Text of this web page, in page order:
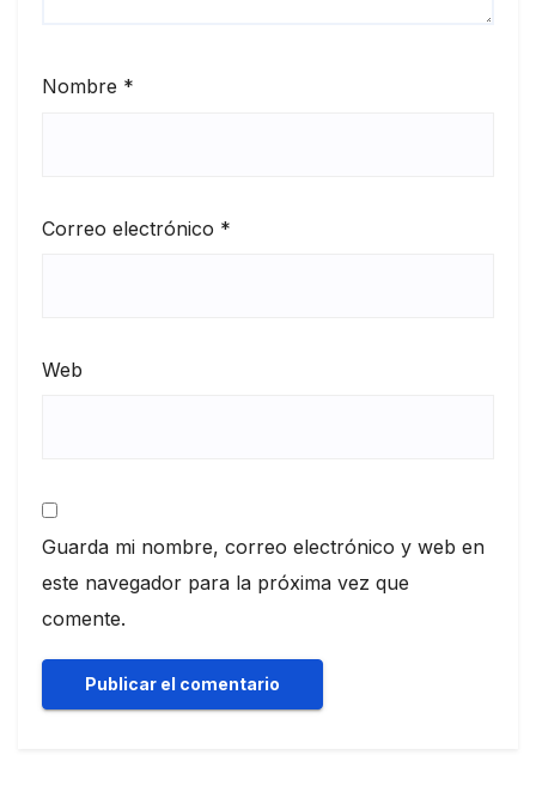
Nombre *
Correo electrónico *
Web
Guarda mi nombre, correo electrónico y web en
este navegador para la próxima vez que
comente.